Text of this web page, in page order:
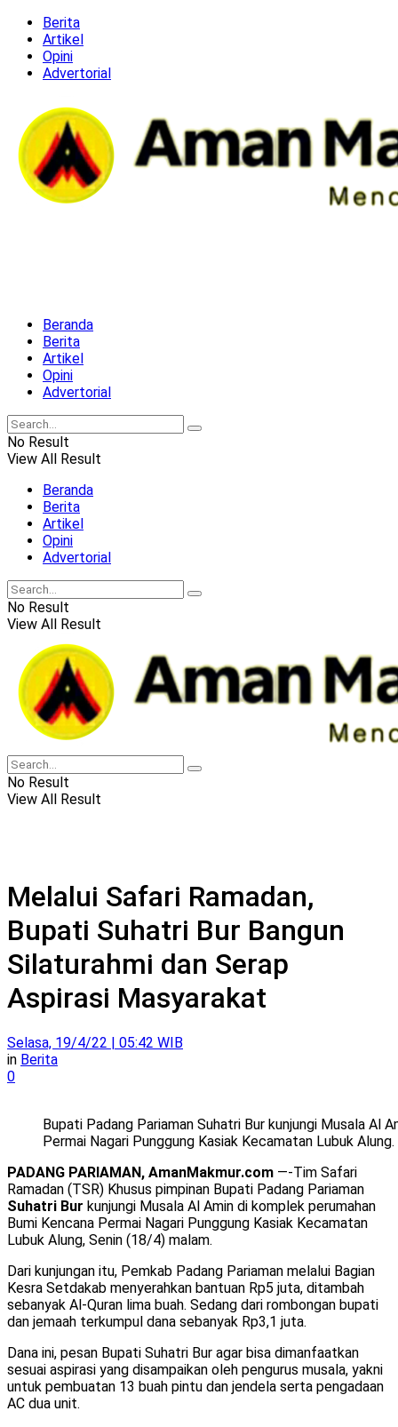
Berita
Artikel
Opini
Advertorial
Beranda
Berita
Artikel
Opini
Advertorial
No Result
View All Result
Beranda
Berita
Artikel
Opini
Advertorial
No Result
View All Result
No Result
View All Result
Melalui Safari Ramadan,
Bupati Suhatri Bur Bangun
Silaturahmi dan Serap
Aspirasi Masyarakat
Selasa, 19/4/22 | 05:42 WIB
in Berita
0
Bupati Padang Pariaman Suhatri Bur kunjungi Musala Al
Permai Nagari Punggung Kasiak Kecamatan Lubuk
PADANG PARIAMAN, AmanMakmur.com —-Tim Safari
Ramadan (TSR) Khusus pimpinan Bupati Padang Pariaman
Suhatri Bur kunjungi Musala Al Amin di komplek perumahan
Bumi Kencana Permai Nagari Punggung Kasiak Kecamatan
Lubuk Alung, Senin (18/4) malam.
Dari kunjungan itu, Pemkab Padang Pariaman melalui Bagian
Kesra Setdakab menyerahkan bantuan Rp5 juta, ditambah
sebanyak Al-Quran lima buah. Sedang dari rombongan bupati
dan jemaah terkumpul dana sebanyak Rp3,1 juta.
Dana ini, pesan Bupati Suhatri Bur agar bisa dimanfaatkan
sesuai aspirasi yang disampaikan oleh pengurus musala, yakni
untuk pembuatan 13 buah pintu dan jendela serta pengadaan
AC dua unit.